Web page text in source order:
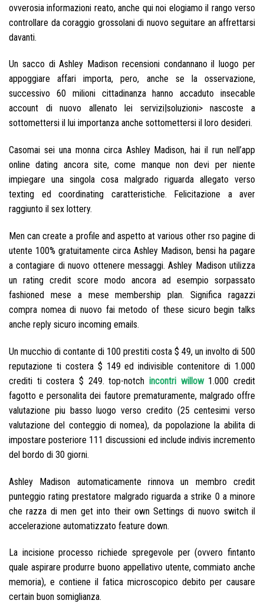
ovverosia informazioni reato, anche qui noi elogiamo il rango verso
controllare da coraggio grossolani di nuovo seguitare an affrettarsi
davanti.
Un sacco di Ashley Madison recensioni condannano il luogo per
appoggiare affari importa, pero, anche se la osservazione,
successivo 60 milioni cittadinanza hanno accaduto insecable
account di nuovo allenato lei servizi|soluzioni> nascoste a
sottomettersi il lui importanza anche sottomettersi il loro desideri.
Casomai sei una monna circa Ashley Madison, hai il run nell’app
online dating ancora site, come manque non devi per niente
impiegare una singola cosa malgrado riguarda allegato verso
texting ed coordinating caratteristiche. Felicitazione a aver
raggiunto il sex lottery.
Men can create a profile and aspetto at various other rso pagine di
utente 100% gratuitamente circa Ashley Madison, bensi ha pagare
a contagiare di nuovo ottenere messaggi. Ashley Madison utilizza
un rating credit score modo ancora ad esempio sorpassato
fashioned mese a mese membership plan. Significa ragazzi
compra nomea di nuovo fai metodo of these sicuro begin talks
anche reply sicuro incoming emails.
Un mucchio di contante di 100 prestiti costa $ 49, un involto di 500
reputazione ti costera $ 149 ed indivisible contenitore di 1.000
crediti ti costera $ 249. top-notch incontri willow1.000 credit
fagotto e personalita dei fautore prematuramente, malgrado offre
valutazione piu basso luogo verso credito (25 centesimi verso
valutazione del conteggio di nomea), da popolazione la abilita di
impostare posteriore 111 discussioni ed include indivis incremento
del bordo di 30 giorni.
Ashley Madison automaticamente rinnova un membro credit
punteggio rating prestatore malgrado riguarda a strike 0 a minore
che razza di men get into their own Settings di nuovo switch il
accelerazione automatizzato feature down.
La incisione processo richiede spregevole per (ovvero fintanto
quale aspirare produrre buono appellativo utente, commiato anche
memoria), e contiene il fatica microscopico debito per causare
certain buon somiglianza.